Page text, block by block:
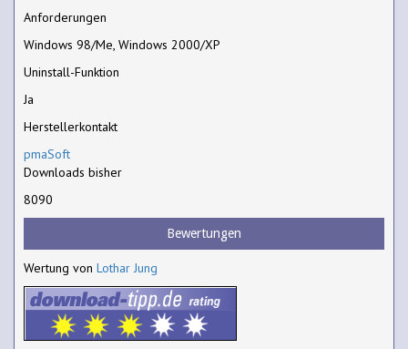
Anforderungen
Windows 98/Me, Windows 2000/XP
Uninstall-Funktion
Ja
Herstellerkontakt
pmaSoft
Downloads bisher
8090
Bewertungen
Wertung von Lothar Jung